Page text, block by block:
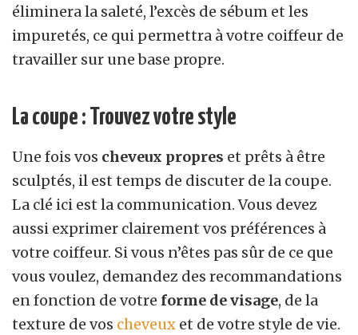
éliminera la saleté, l’excès de sébum et les
impuretés, ce qui permettra à votre coiffeur de
travailler sur une base propre.
La coupe : Trouvez votre style
Une fois vos cheveux propres et prêts à être
sculptés, il est temps de discuter de la coupe.
La clé ici est la communication. Vous devez
aussi exprimer clairement vos préférences à
votre coiffeur. Si vous n’êtes pas sûr de ce que
vous voulez, demandez des recommandations
en fonction de votre forme de visage, de la
texture de vos cheveux et de votre style de vie.